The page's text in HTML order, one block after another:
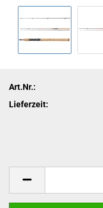
Art.Nr.:
Lieferzeit: